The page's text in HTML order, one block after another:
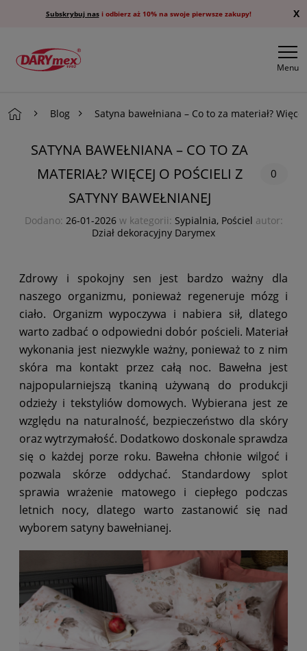
Subskrybuj nasi odbierz aż 10% na swoje pierwsze zakupy! X
Menu
Blog Satyna bawełniana – Co to za materiał?
SATYNA BAWEŁNIANA – CO TO ZA
MATERIAŁ? WIĘCEJ O POŚCIELI Z
SATYNY BAWEŁNIANEJ
0
Dodano: 26-01-2026w kategorii: Sypialnia, Pościel autor:
Dział dekoracyjny Darymex
Zdrowy i spokojny sen jest bardzo ważny dla
naszego organizmu, ponieważ regeneruje mózg i
ciało. Organizm wypoczywa i nabiera sił, dlatego
warto zadbać o odpowiedni dobór pościeli. Materiał
wykonania jest niezwykle ważny, ponieważ to z nim
skóra ma kontakt przez całą noc. Bawełna jest
najpopularniejszą tkaniną używaną do produkcji
odzieży i tekstyliów domowych. Wybierana jest ze
względu na naturalność, bezpieczeństwo dla skóry
oraz wytrzymałość. Dodatkowo doskonale sprawdza
się o każdej porze roku. Bawełna chłonie wilgoć i
pozwala skórze oddychać. Standardowy splot
sprawia wrażenie matowego i ciepłego podczas
letnich nocy, dlatego warto zastanowić się nad
wyborem satyny bawełnianej.